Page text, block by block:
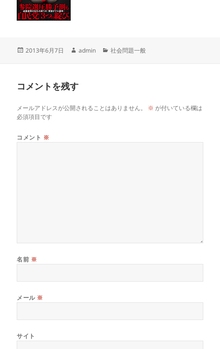
投
2013年6月7日
作
admin
カ
社会問題一般
コメントを残す
メールアドレスが公開されることはありません。 ※ が付いている欄は
必須項目です
コメント ※
名前 ※
メール ※
サイト